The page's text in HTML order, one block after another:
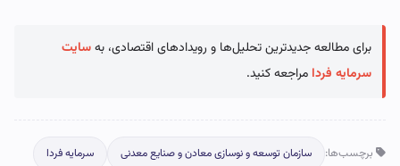
برای مطالعه جدیدترین تحلیل‌ها و رویدادهای اقتصادی، بهسایت
سرمایه فردا مراجعه کنید.
برچسب‌ها: سازمان توسعه و نوسازی معادن و صنایع معدنی سرمایه فردا